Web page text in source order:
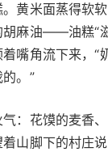
黄米面蒸得软
麻油——油糕“
嘴角流下来，
。”
：花馍的麦香
山脚下的村庄